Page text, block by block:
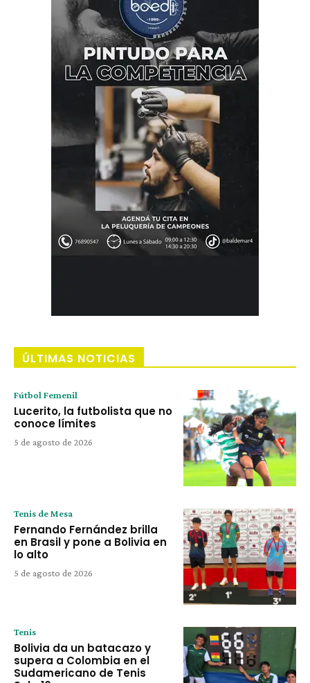
ÚLTIMAS NOTICIAS
Fútbol Femenil
Lucerito, la futbolista que no
conoce límites
5 de agosto de 2026
Tenis de Mesa
Fernando Fernández brilla
en Brasil y pone a Bolivia en
lo alto
5 de agosto de 2026
Tenis
Bolivia da un batacazo y
supera a Colombia en el
Sudamericano de Tenis